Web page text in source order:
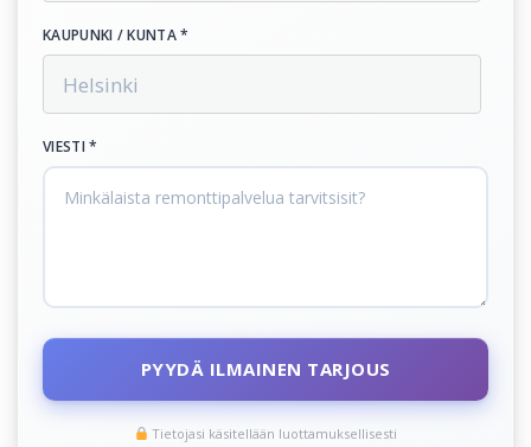
KAUPUNKI / KUNTA *
VIESTI *
PYYDÄ ILMAINEN TARJOUS
Tietojasi käsitellään luottamuksellisesti